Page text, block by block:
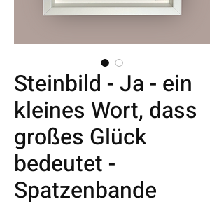
Steinbild - Ja - ein
kleines Wort, dass
großes Glück
bedeutet -
Spatzenbande